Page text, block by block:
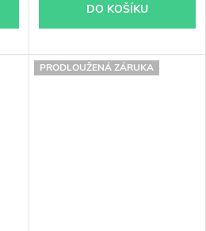
DO KOŠÍKU
PRODLOUŽENÁ ZÁRUKA